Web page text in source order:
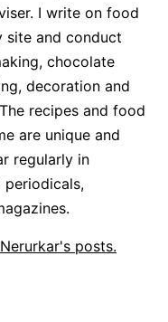
I write on food
site and conduct
chocolate
decoration and
recipes and food
are unique and
regularly in
periodicals,
posts.